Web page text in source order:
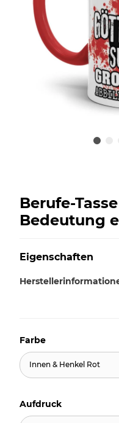
Berufe-
Bedeutung
Eigenschaften
Farbe
Innen & Henkel Rot
Aufdruck